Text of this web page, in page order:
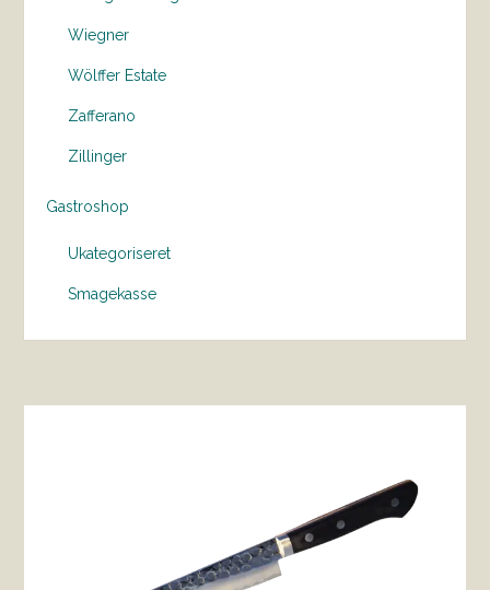
Wiegner
Wölffer Estate
Zafferano
Zillinger
Gastroshop
Ukategoriseret
Smagekasse